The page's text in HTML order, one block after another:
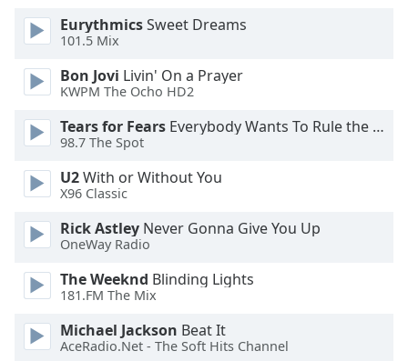
Color
Opacity
Edge
Style
Font
Family
EurythmicsSweet Dreams
101.5 Mix
Bon Jovi Livin' On a Prayer
KWPM The Ocho HD2
Tears for Fears Everybody Wants To Rule the World
98.7 The Spot
U2With or Without You
X96 Classic
Rick Astley Never Gonna Give You Up
OneWay Radio
The Weeknd Blinding Lights
181.FM The Mix
Michael Jackson Beat It
AceRadio.Net - The Soft Hits Channel